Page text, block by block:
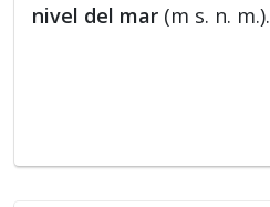
nivel del mar (m s. n. m.).